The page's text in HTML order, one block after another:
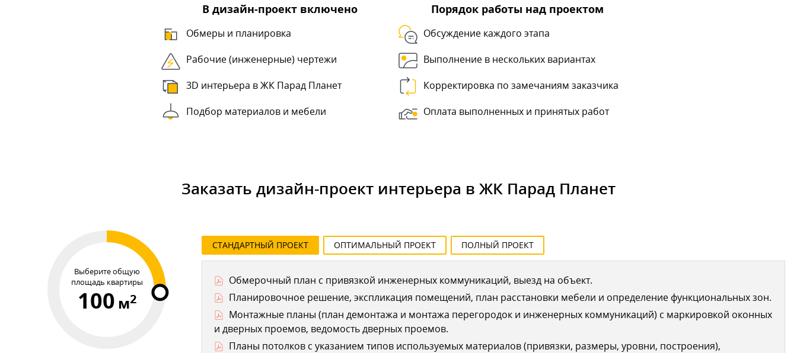
В дизайн-проект включено
Обмеры и планировка
Рабочие (инженерные) чертежи
3D интерьера в ЖК Парад Планет
Подбор материалов и мебели
Порядок работы над проектом
Обсуждение каждого этапа
Выполнение в нескольких вариантах
Корректировка по замечаниям заказчика
Оплата выполненных и принятых работ
Заказать дизайн-проект интерьера в ЖК Парад Планет
Выберите общую
площадь квартиры
100 м2
СТАНДАРТНЫЙ ПРОЕКТ ОПТИМАЛЬНЫЙ ПРОЕКТ ПОЛНЫЙ ПРОЕКТ
Обмерочный план с привязкой инженерных коммуникаций, выезд на объект.
Планировочное решение, экспликация помещений, план расстановки мебели и определение функциональных зон.
Монтажные планы (план демонтажа и монтажа перегородок и инженерных коммуникаций) с маркировкой оконных
и дверных проемов, ведомость дверных проемов.
Планы потолков с указанием типов используемых материалов (привязки, размеры, уровни, построения),